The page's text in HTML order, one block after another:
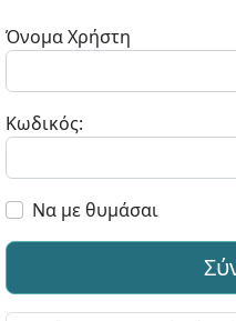
Όνομα Χρήστη
Κωδικός:
Να με θυμάσαι